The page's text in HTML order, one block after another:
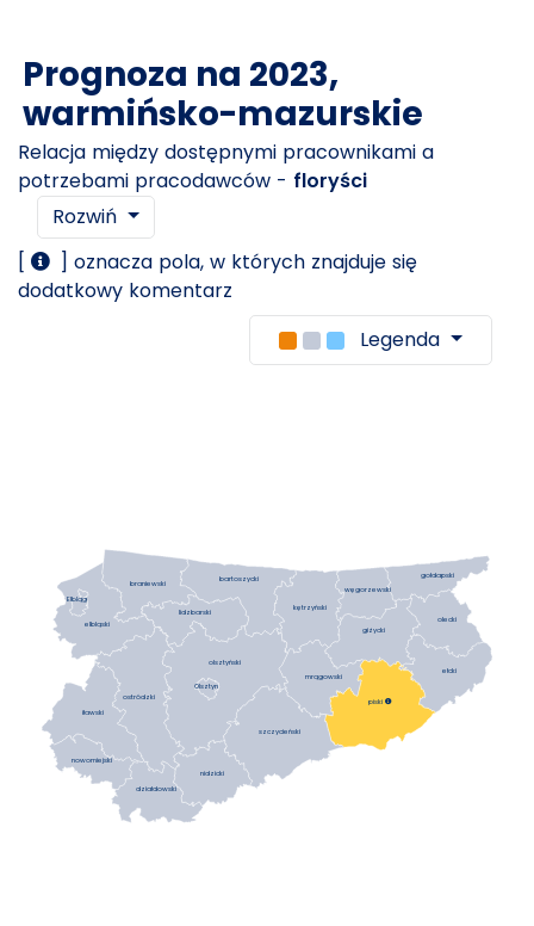
Prognoza na 2023,
warmińsko-mazurskie
Relacja między dostępnymi pracownikami a
potrzebami pracodawców - floryści
Rozwiń
[
] oznacza pola, w których znajduje się
dodatkowy komentarz
Legenda
bartoszycki
braniewski
działdowski
elbląski
ełcki
giżycki
iławski
kętrzyński
lidzbarski
mrągowski
nidzicki
nowomiejski
olecki
olsztyński
ostródzki piski
szczycieński
gołdapski
węgorzewski
Elbląg
Olsztyn